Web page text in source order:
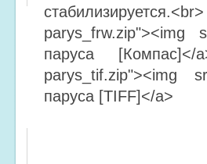
parys_frw.zip"><img
паруса [Компас]</
parys_tif.zip"><img
паруса [TIFF]</a>